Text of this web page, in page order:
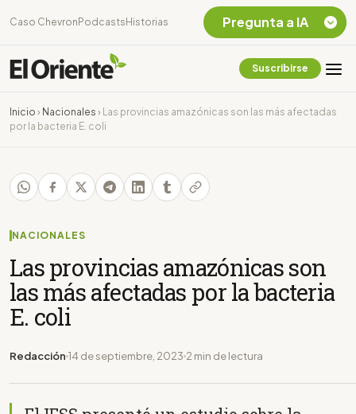
Caso Chevron Podcasts Historias
Suscribirse
Inicio › Nacionales ›
Las provincias amazónicas son las más afectadas
por la bacteria E. coli
NACIONALES
Las provincias amazónicas son
las más afectadas por la bacteria
E. coli
Redacción 14 de septiembre, 2023 2 min de lectura
Pregunta a IA
Chevron Ecuador